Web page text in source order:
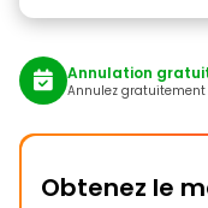
Annulation
Annulez
Obtenez le